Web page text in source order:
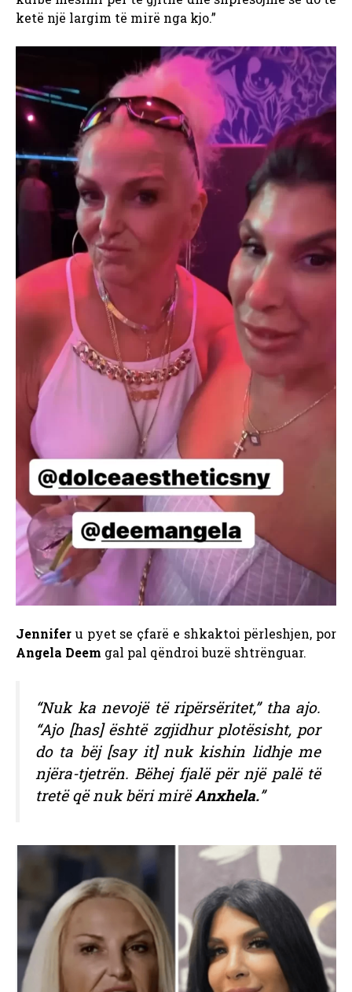
ketë një largim të mirë nga kjo.”
Jennifer u pyet se çfarë e shkaktoi përleshjen, por
Angela Deem gal pal qëndroi buzë shtrënguar.
“Nuk ka nevojë të ripërsëritet,” tha ajo.
“Ajo [has] është zgjidhur plotësisht, por
do ta bëj [say it] nuk kishin lidhje me
njëra-tjetrën. Bëhej fjalë për një palë të
tretë që nuk bëri mirëAnxhela.”